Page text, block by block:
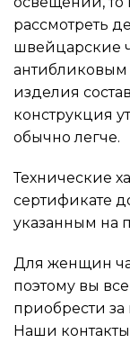
рассмотреть
швейцарские
изделия
конструкция
обычно легче.
Технические
сертификате
указанным на
Для женщин
поэтому вы
приобрести
Наши